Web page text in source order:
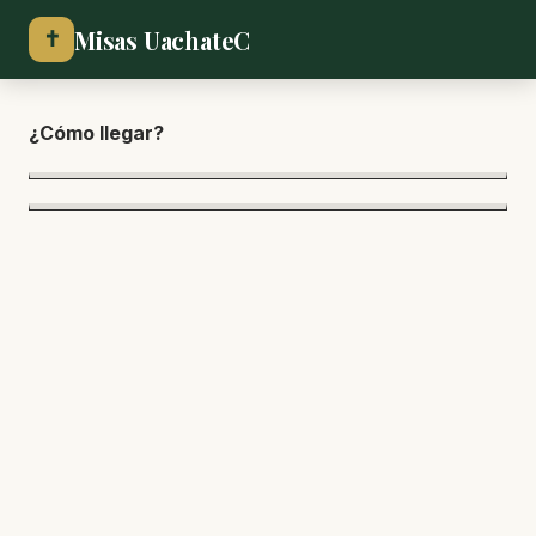
✝ Misas UachateC
¿Cómo llegar?